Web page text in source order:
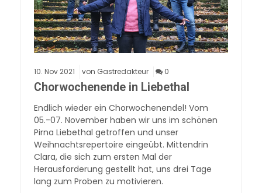
10. Nov 2021 von Gastredakteur 0
Chorwochenende in Liebethal
Endlich wieder ein Chorwochenendel! Vom
05.-07. November haben wir uns im schönen
Pirna Liebethal getroffen und unser
Weihnachtsrepertoire eingeübt. Mittendrin
Clara, die sich zum ersten Mal der
Herausforderung gestellt hat, uns drei Tage
lang zum Proben zu motivieren.